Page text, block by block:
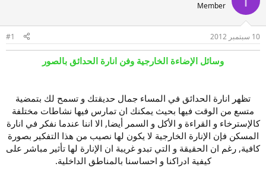
و
ض
خ
ل
إ
ن
ش
Member
10 سبتمبر 2012 #1
وسائل الإضاءة الخارجية وفن انارة الحدائق بالصور
تظهر انارة الحدائق في المساء جمال حديقتك و تسمح لك بتمضية
متسع من الوقت فيها بحيث يمكنك ان تمارس فيها نشاطات مختلفة
كالإسترخاء و القراءة و الأكل و السمر أيضا, الا اننا عندما نفكر في انارة
المسكن فإن الإنارة الخارجية لا يكون لها نصيب من هذا التفكير بصورة
كافية, رغم ان الحقيقة و التي تبدو غريبة ان الإنارة لها تأثير مباشر على
كيفية ادراكنا و احساسنا بالمناطق الداخلية.